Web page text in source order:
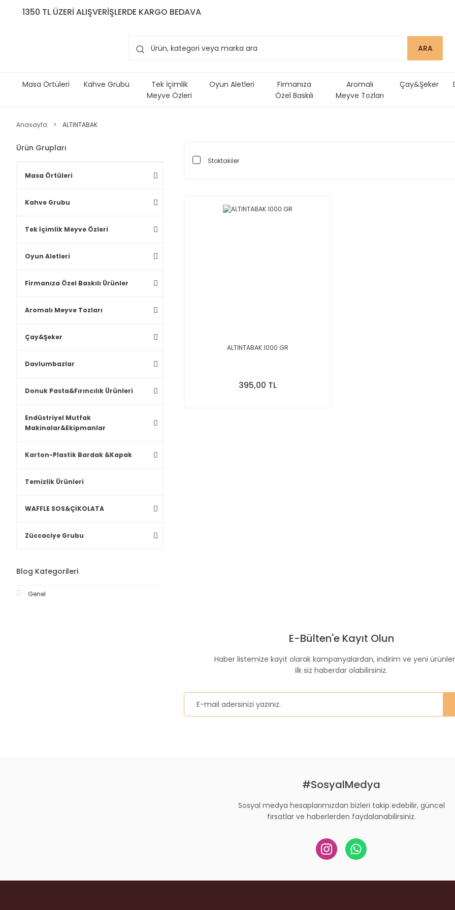
1350 TL ÜZERİ ALIŞVERİŞLERDE KARGO BEDAVA
ARA
Masa Örtüleri Kahve Grubu
Tek İçimlik
Meyve Özleri
Oyun Aletleri
Firmanıza
Özel Baskılı
Aromalı
Meyve Tozları
Çay&Şeker
Anasayfa ALTINTABAK
Ürün Grupları
Masa Örtüleri
Kahve Grubu
Tek İçimlik Meyve Özleri
Oyun Aletleri
Firmanıza Özel Baskılı Ürünler
Aromalı Meyve Tozları
Çay&Şeker
Davlumbazlar
Donuk Pasta&Fırıncılık Ürünleri
Endüstriyel Mutfak
Makinalar&Ekipmanlar
Karton-Plastik Bardak &Kapak
Temizlik Ürünleri
WAFFLE SOS&ÇİKOLATA
Züccaciye Grubu
Blog Kategorileri
Genel
Stoktakiler
ALTINTABAK 1000 GR
395,00 TL
E-Bülten'e Kayıt Olun
Haber listemize kayıt olarak kampanyalardan, indirim ve yeni
ilk siz haberdar olabilirsiniz.
#SosyalMedya
Sosyal medya hesaplarımızdan bizleri takip edebilir, güncel
fırsatlar ve haberlerden faydalanabilirsiniz.